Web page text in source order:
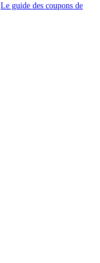
Le guide des coupons de